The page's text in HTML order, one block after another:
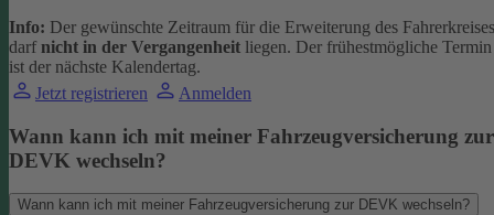
Info: Der gewünschte Zeitraum für die Erweiterung des Fahrerkreises
darf nicht in der Vergangenheit liegen. Der frühestmögliche Termin
ist der nächste Kalendertag.
Jetzt registrieren
Anmelden
Wann kann ich mit meiner Fahrzeugversicherung zur
DEVK wechseln?
Wann kann ich mit meiner Fahrzeugversicherung zur DEVK wechseln?